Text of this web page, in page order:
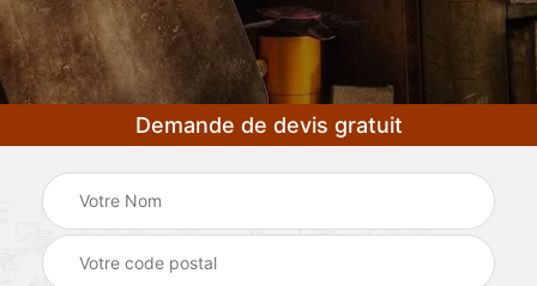
Demande de devis gratuit